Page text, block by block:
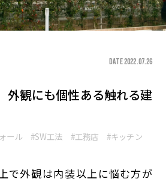
DATE 2022.07.26
外観にも個性ある触れる建
ール #SW工法 #工務店 #キッチン
で外観は内装以上に悩む方が